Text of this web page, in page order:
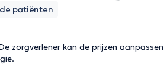
patiënten
zorgverlener kan de prijzen aanpassen